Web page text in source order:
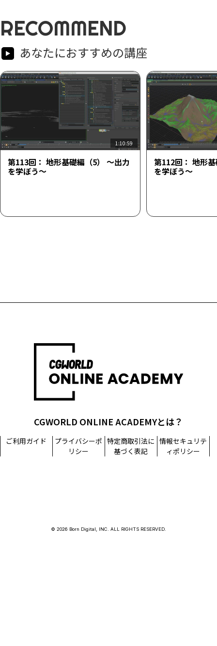
RECOMMEND
あなたにおすすめの講座
1:10:59
第113回： 地形基礎編（5） ～出力
を学ぼう～
第112回： 地形
を学ぼう～
CGWORLD ONLINE ACADEMYとは？
ご利用ガイド
プライバシーポ
リシー
特定商取引法に
基づく表記
情報セキュリテ
ィポリシー
© 2026 Born Digital, INC. ALL RIGHTS RESERVED.